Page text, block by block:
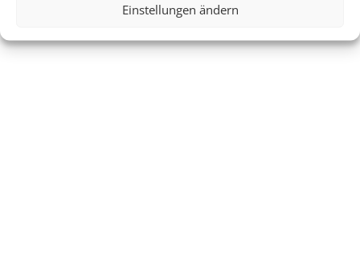
Einstellungen ändern